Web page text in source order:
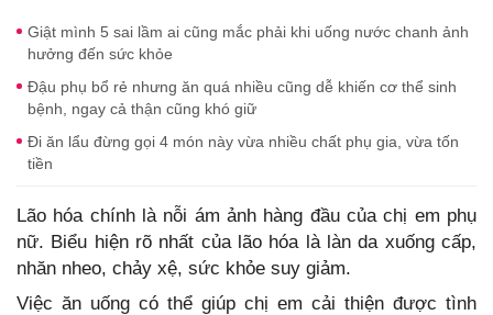
Giật mình 5 sai lầm ai cũng mắc phải khi uống nước chanh ảnh
hưởng đến sức khỏe
Đậu phụ bổ rẻ nhưng ăn quá nhiều cũng dễ khiến cơ thể sinh
bệnh, ngay cả thận cũng khó giữ
Đi ăn lẩu đừng gọi 4 món này vừa nhiều chất phụ gia, vừa tốn
tiền
Lão hóa chính là nỗi ám ảnh hàng đầu của chị em phụ
nữ. Biểu hiện rõ nhất của lão hóa là làn da xuống cấp,
nhăn nheo, chảy xệ, sức khỏe suy giảm.
Việc ăn uống có thể giúp chị em cải thiện được tình